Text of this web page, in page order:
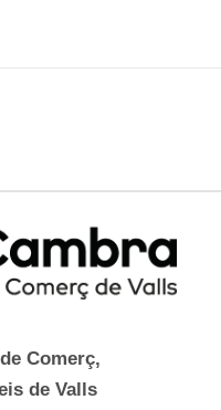
Comerç,
de Valls